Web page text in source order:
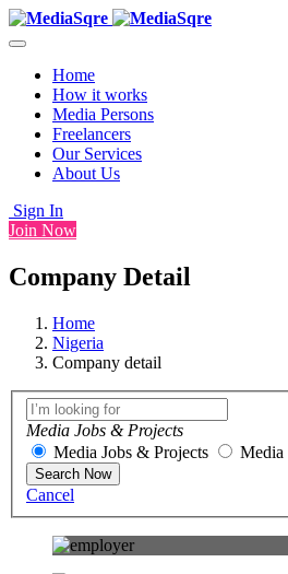
Home
How it works
Media Persons
Freelancers
Our Services
About Us
Sign In
Join Now
Company Detail
Home
Nigeria
Company detail
Media Jobs & Projects
Media Jobs & Projects
Media
Search Now
Cancel